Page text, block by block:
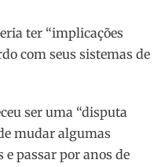
ter “implicações
com seus sistemas de
ser uma “disputa
mudar algumas
passar por anos de